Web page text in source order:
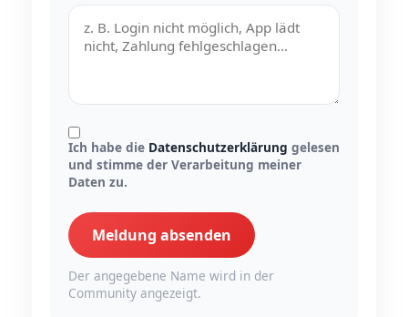
Ich habe die Datenschutzerklärung gelesen
und stimme der Verarbeitung meiner
Daten zu.
Meldung absenden
Der angegebene Name wird in der
Community angezeigt.